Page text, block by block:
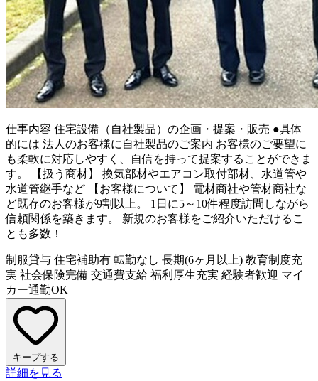
仕事内容 住宅設備（自社製品）の企画・提案・販売 ●具体
的には 法人のお客様に自社製品のご案内 お客様のご要望に
も柔軟に対応しやすく、自信を持って提案することができま
す。 【扱う商材】 換気部材やエアコン取付部材、水道管や
水道管継手など 【お客様について】 電材商社や管材商社な
ど既存のお客様が9割以上。 1日に5～10件程度訪問しながら
信頼関係を築きます。 新規のお客様をご紹介いただけるこ
とも多数！
制服貸与 住宅補助有 転勤なし 長期(6ヶ月以上) 教育制度充
実 社会保険完備 交通費支給 福利厚生充実 経験者歓迎 マイ
カー通勤OK
キープする
詳細を見る